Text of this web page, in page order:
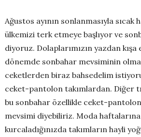
Ağustos ayının sonlanmasıyla sıcak
ülkemizi terk etmeye başlıyor ve
diyoruz. Dolaplarımızın yazdan kışa
dönemde sonbahar mevsiminin
ceketlerden biraz bahsedelim
ceket-pantolon takımlardan. Diğer
bu sonbahar özellikle ceket-
mevsimi diyebiliriz. Moda
kurcaladığınızda takımların hayli